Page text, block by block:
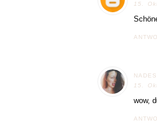
15.
15.
wow,